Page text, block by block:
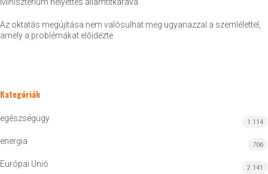
Az oktatás megújítása nem valósulhat meg ugyanazzal a szemlélettel,
amely a problémákat előidézte
Kategóriák
egészségügy 1 114
energia 706
Európai Unió 2 141